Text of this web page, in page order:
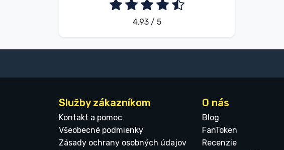
4.93 / 5
Služby zákazníkom
Kontakt a pomoc
Všeobecné podmienky
Zásady ochrany osobných údajov
O nás
Blog
FanToken
Recenzie